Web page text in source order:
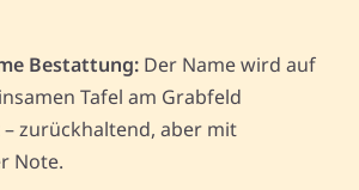
Bestattung: Der Name wird auf
Tafel am Grabfeld
zurückhaltend, aber mit
Note.